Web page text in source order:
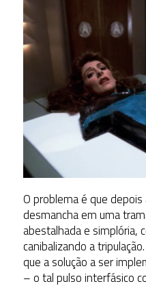
O problema é que
desmancha em uma
abestalhada e simplória,
canibalizando a
que a solução a ser
– o tal pulso interfásico